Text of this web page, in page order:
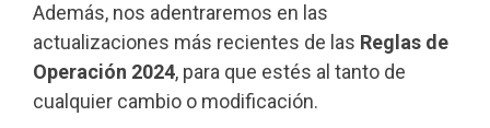
Además, nos adentraremos en las
actualizaciones más recientes de las Reglas de
Operación 2024, para que estés al tanto de
cualquier cambio o modificación.